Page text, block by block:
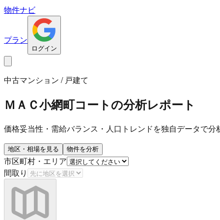
物件ナビ
プラン
ログイン
中古マンション / 戸建て
ＭＡＣ小網町コートの分析レポート
価格妥当性・需給バランス・人口トレンドを独自データで分
地区・相場を見る 物件を分析
市区町村・エリア
間取り